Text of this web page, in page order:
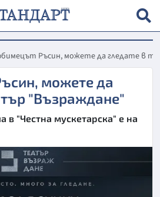
Ръсин, можете да гледате в
можете да
"Възраждане"
в "Честна мускетарска" е на